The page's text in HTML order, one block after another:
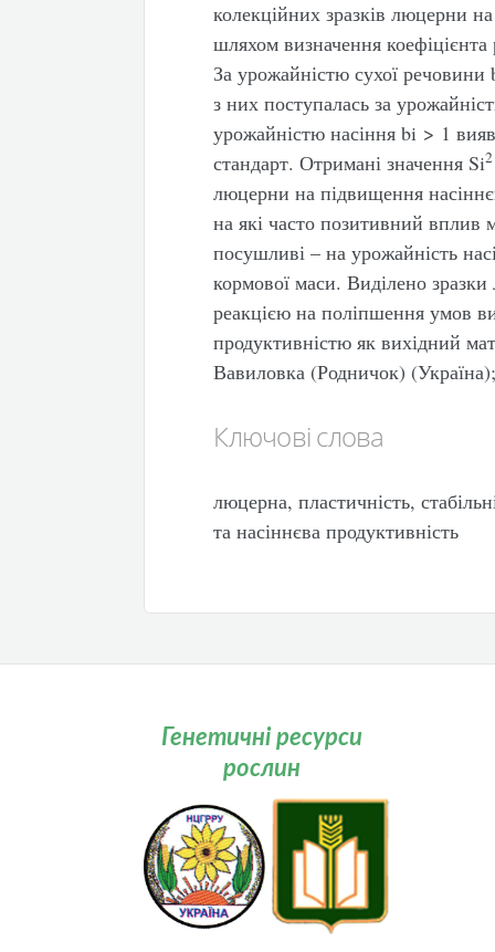
колекційних зразків люцерни
шляхом визначення коефіцієнта
За урожайністю сухої речовини
з них поступалась за
урожайністю насіння bi > 1
стандарт. Отримані значення Si2
люцерни на підвищення
на які часто позитивний вплив
посушливі – на урожайність
кормової маси. Виділено
реакцією на поліпшення умов
продуктивністю як вихідний
Вавиловка (Родничок)
Ключові слова
люцерна, пластичність,
та насіннєва продуктивність
Генетичні ресурси
рослин